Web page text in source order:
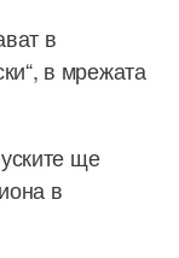
в
в мрежата
ще
в